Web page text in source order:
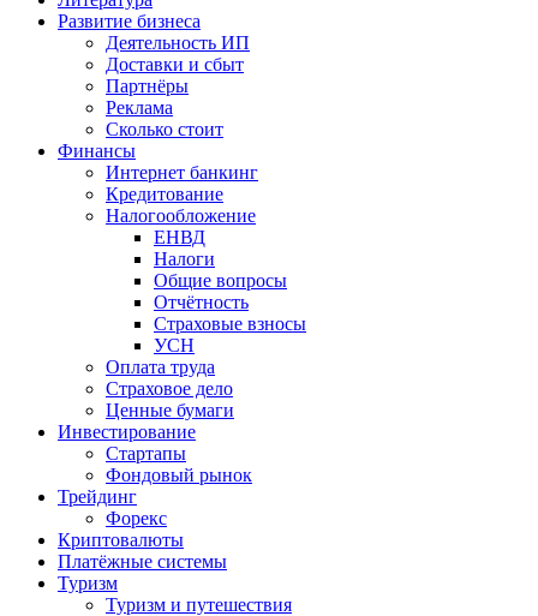
Развитие бизнеса
Деятельность ИП
Доставки и сбыт
Партнёры
Реклама
Сколько стоит
Финансы
Интернет банкинг
Кредитование
Налогообложение
ЕНВД
Налоги
Общие вопросы
Отчётность
Страховые взносы
УСН
Оплата труда
Страховое дело
Ценные бумаги
Инвестирование
Стартапы
Фондовый рынок
Трейдинг
Форекс
Криптовалюты
Платёжные системы
Туризм
Туризм и путешествия